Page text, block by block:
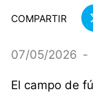
COMPARTIR
07/05/2026 -
El campo de